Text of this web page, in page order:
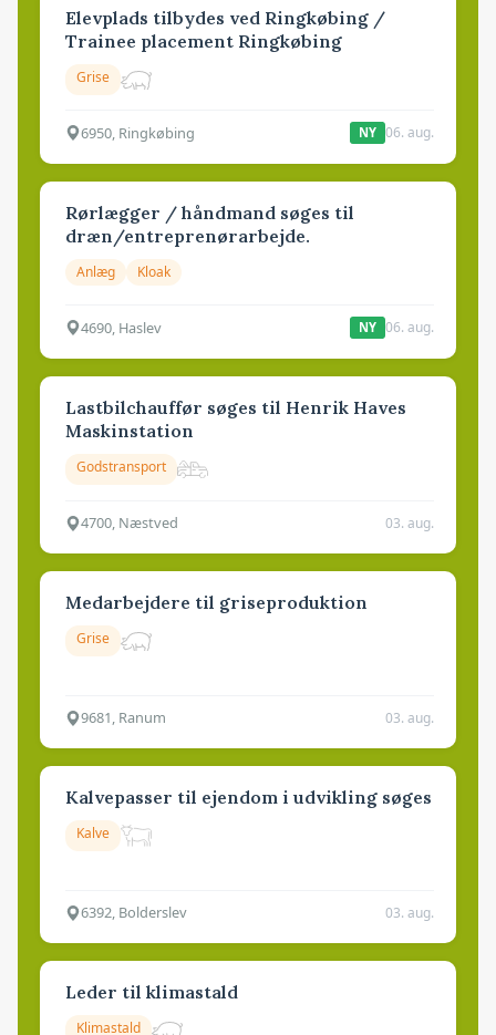
Elevplads tilbydes ved Ringkøbing /
Trainee placement Ringkøbing
Grise
6950, Ringkøbing NY 06. aug.
Rørlægger / håndmand søges til
dræn/entreprenørarbejde.
Anlæg Kloak
4690, Haslev NY 06. aug.
Lastbilchauffør søges til Henrik Haves
Maskinstation
Godstransport
4700, Næstved 03. aug.
Medarbejdere til griseproduktion
Grise
9681, Ranum 03. aug.
Kalvepasser til ejendom i udvikling søges
Kalve
6392, Bolderslev 03. aug.
Leder til klimastald
Klimastald